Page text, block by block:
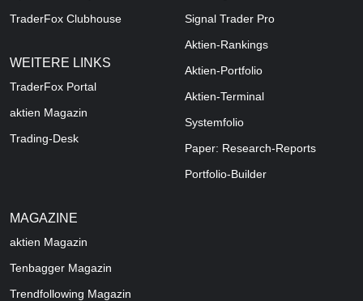
TraderFox Clubhouse
WEITERE LINKS
TraderFox Portal
aktien Magazin
Trading-Desk
Signal Trader Pro
Aktien-Rankings
Aktien-Portfolio
Aktien-Terminal
Systemfolio
Paper: Research-Reports
Portfolio-Builder
MAGAZINE
aktien Magazin
Tenbagger Magazin
Trendfollowing Magazin